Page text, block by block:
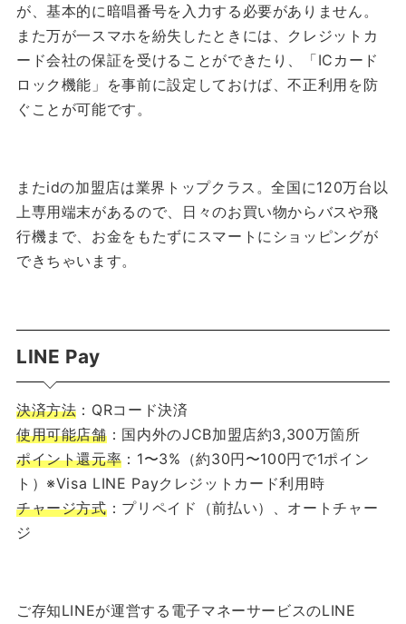
が、基本的に暗唱番号を入力する必要がありません。
また万が一スマホを紛失したときには、クレジットカ
ード会社の保証を受けることができたり、「ICカード
ロック機能」を事前に設定しておけば、不正利用を防
ぐことが可能です。
またidの加盟店は業界トップクラス。全国に120万台以
上専用端末があるので、日々のお買い物からバスや飛
行機まで、お金をもたずにスマートにショッピングが
できちゃいます。
LINE Pay
決済方法 ：QRコード決済
使用可能店舗：国内外のJCB加盟店約3,300万箇所
ポイント還元率 ：1〜3%（約30円〜100円で1ポイン
ト）※Visa LINE Payクレジットカード利用時
チャージ方式：プリペイド（前払い）、オートチャー
ジ
ご存知LINEが運営する電子マネーサービスのLINE